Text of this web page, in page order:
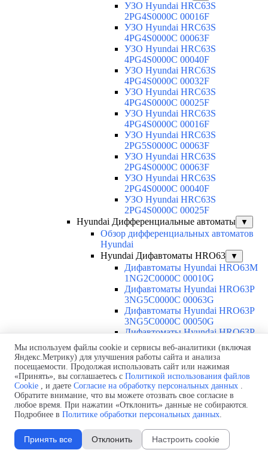
УЗО Hyundai HRC63S
2PG4S0000C 00016F
УЗО Hyundai HRC63S
4PG4S0000C 00063F
УЗО Hyundai HRC63S
4PG4S0000C 00040F
УЗО Hyundai HRC63S
4PG4S0000C 00032F
УЗО Hyundai HRC63S
4PG4S0000C 00025F
УЗО Hyundai HRC63S
4PG4S0000C 00016F
УЗО Hyundai HRC63S
2PG5S0000C 00063F
УЗО Hyundai HRC63S
2PG4S0000C 00063F
УЗО Hyundai HRC63S
2PG4S0000C 00040F
УЗО Hyundai HRC63S
2PG4S0000C 00025F
Hyundai Дифференциальные автоматы
▼
Обзор дифференциальных автоматов
Hyundai
Hyundai Дифавтоматы HRO63
▼
Дифавтоматы Hyundai HRO63M
1NG2C0000C 00010G
Дифавтоматы Hyundai HRO63P
3NG5C0000C 00063G
Дифавтоматы Hyundai HRO63P
3NG5C0000C 00050G
Дифавтоматы Hyundai HRO63P
3NG5C0000C 00040G
Дифавтоматы Hyundai HRO63P
3NG5C0000C 00032G
Дифавтоматы Hyundai HRO63P
3NG5C0000C 00025G
Дифавтоматы Hyundai HRO63P
3NG5C0000C 00020G
Дифавтоматы Hyundai HRO63P
3NG5C0000C 00016G
Дифавтоматы Hyundai HRO63P
3NG5C0000C 00010G
Мы используем файлы cookie и сервисы веб-аналитики (включая
Яндекс.Метрику) для улучшения работы сайта и анализа
посещаемости. Продолжая использовать сайт или нажимая
«Принять», вы соглашаетесь с Политикой использования файлов
Cookie , и даете Согласие на обработку персональных данных .
Обратите внимание, что вы можете отозвать свое согласие в
любое время. При нажатии «Отклонить» данные не собираются.
Подробнее в Политике обработки персональных данных.
Принять все Отклонить Настроить cookie